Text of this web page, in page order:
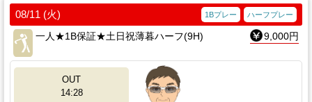
08/11 (火) ハーフプレー
1Bプレー
一人★1B保証★土日祝薄暮ハーフ(9H) 9,000円
OUT
14:28